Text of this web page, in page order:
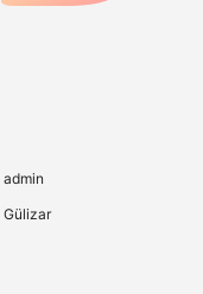
admin
Gülizar